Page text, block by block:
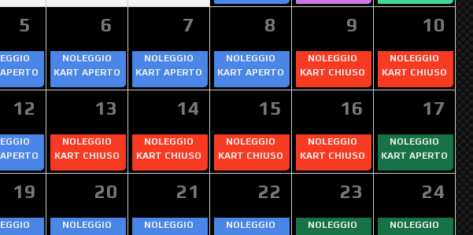
5 6 7 8 9 10
NOLEGGIO
KART APERTO
NOLEGGIO
KART APERTO
NOLEGGIO
KART APERTO
NOLEGGIO
KART CHIUSO
NOLEGGIO
KART CHIUSO
12 13 14 15 16 17
NOLEGGIO
KART CHIUSO
NOLEGGIO
KART CHIUSO
NOLEGGIO
KART CHIUSO
NOLEGGIO
KART CHIUSO
NOLEGGIO
KART APERTO
19 20 21 22 23 24
NOLEGGIO
NOLEGGIO
NOLEGGIO
NOLEGGIO
NOLEGGIO